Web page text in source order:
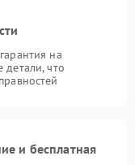
на
что
и бесплатная